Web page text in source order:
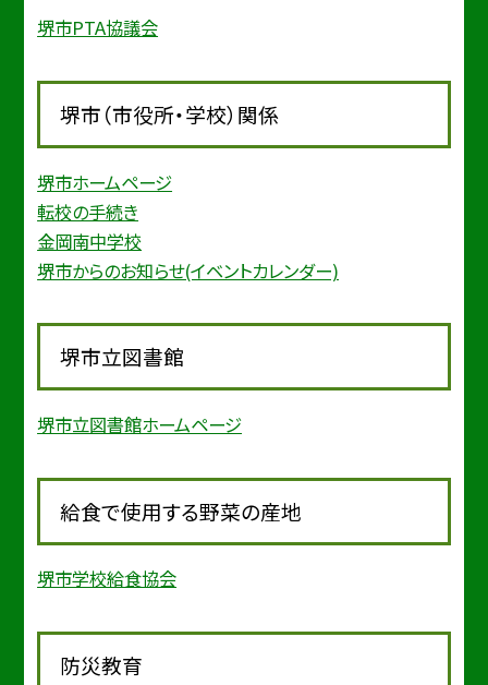
堺市PTA協議会
堺市（市役所・学校）関係
堺市ホームページ
転校の手続き
金岡南中学校
堺市からのお知らせ(イベントカレンダー)
堺市立図書館
堺市立図書館ホームページ
給食で使用する野菜の産地
堺市学校給食協会
防災教育